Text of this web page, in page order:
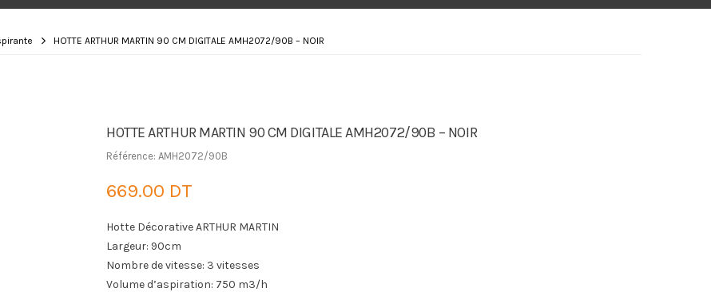
HOTTE ARTHUR MARTIN 90 CM DIGITALE AMH2072/90B – NOIR
HOTTE ARTHUR MARTIN 90 CM DIGITALE AMH2072/90B – NOIR
Référence: AMH2072/90B
669.00 DT
Hotte Décorative ARTHUR MARTIN
Largeur: 90cm
Nombre de vitesse: 3 vitesses
Volume d’aspiration: 750 m3/h